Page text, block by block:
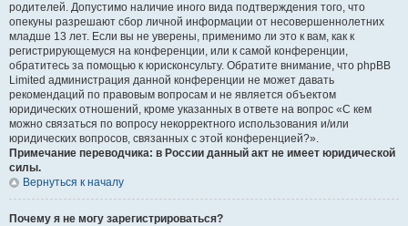
родителей. Допустимо наличие иного вида подтверждения того, что
опекуны разрешают сбор личной информации от несовершеннолетних
младше 13 лет. Если вы не уверены, применимо ли это к вам, как к
регистрирующемуся на конференции, или к самой конференции,
обратитесь за помощью к юрисконсульту. Обратите внимание, что phpBB
Limited администрация данной конференции не может давать
рекомендаций по правовым вопросам и не является объектом
юридических отношений, кроме указанных в ответе на вопрос «С кем
можно связаться по вопросу некорректного использования и/или
юридических вопросов, связанных с этой конференцией?».
Примечание переводчика: в России данный акт не имеет юридической
силы.
Вернуться к началу
Почему я не могу зарегистрироваться?